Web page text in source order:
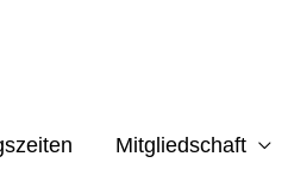
Mitgliedschaft